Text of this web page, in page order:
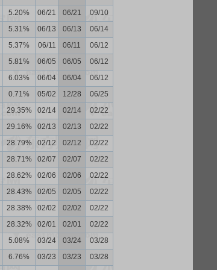
5.20% 06/21 06/21
09/10
5.31% 06/13 06/13
06/14
5.37% 06/11 06/11
06/12
5.81% 06/05 06/05
06/12
6.03% 06/04 06/04
06/12
0.71% 05/02 12/28
06/25
29.35% 02/14 02/14
02/22
29.16% 02/13 02/13
02/22
28.79% 02/12 02/12
02/22
28.71% 02/07 02/07
02/22
28.62% 02/06 02/06
02/22
28.43% 02/05 02/05
02/22
28.38% 02/02 02/02
02/22
28.32% 02/01 02/01
02/22
5.08% 03/24 03/24
03/28
6.76% 03/23 03/23
03/28